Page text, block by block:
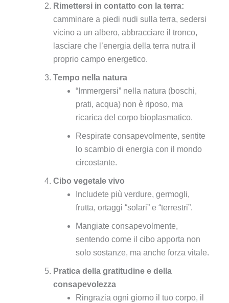
Rimettersi in contatto con la terra:
camminare a piedi nudi sulla terra, sedersi
vicino a un albero, abbracciare il tronco,
lasciare che l’energia della terra nutra il
proprio campo energetico.
Tempo nella natura
“Immergersi” nella natura (boschi,
prati, acqua) non è riposo, ma
ricarica del corpo bioplasmatico.
Respirate consapevolmente, sentite
lo scambio di energia con il mondo
circostante.
Cibo vegetale vivo
Includete più verdure, germogli,
frutta, ortaggi “solari” e “terrestri”.
Mangiate consapevolmente,
sentendo come il cibo apporta non
solo sostanze, ma anche forza vitale.
Pratica della gratitudine e della
consapevolezza
Ringrazia ogni giorno il tuo corpo, il